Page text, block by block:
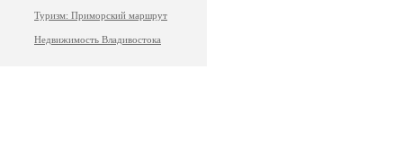
Туризм: Приморский маршрут
Недвижимость Владивостока